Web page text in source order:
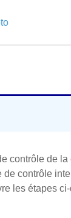
contrôle de
contrôle
les étapes